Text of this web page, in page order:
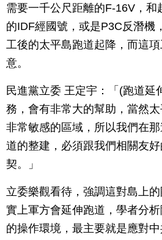
需要一千公尺距離的F-16V，和
的IDF經國號，或是P3C反潛機
工後的太平島跑道起降，而這
意。
民進黨立委 王定宇：「(跑道延
務，會有非常大的幫助，當然
非常敏感的區域，所以我們在
道的整建，必須跟我們相關友
契。」
立委樂觀看待，強調這對島上
實上軍方會延伸跑道，學者分
的操作環境，最主要就是應對